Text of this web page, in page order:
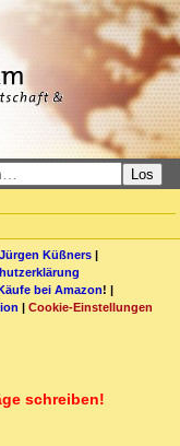
Los
Küßners |
bei Amazon! |
| Cookie-Einstellungen
schreiben!